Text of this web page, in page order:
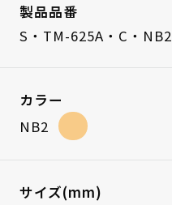
製品品番
S・TM-625A・C・NB2
カラー
NB2
サイズ(mm)